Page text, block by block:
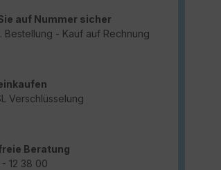
auf Nummer sicher
Bestellung - Kauf auf Rechnung
Verschlüsselung
Beratung
12 38 00